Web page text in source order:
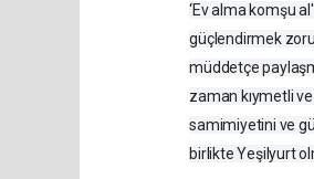
‘Ev alma komşu
güçlendirmek
müddetçe
zaman kıymetli
samimiyetini ve
birlikte Yeşilyurt